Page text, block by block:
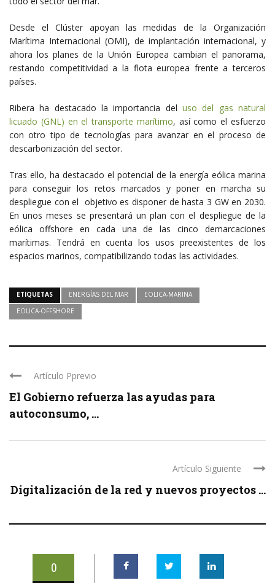
Desde el Clúster apoyan las medidas de la Organización
Marítima Internacional (OMI), de implantación internacional, y
ahora los planes de la Unión Europea cambian el panorama,
restando competitividad a la flota europea frente a terceros
países.
Ribera ha destacado la importancia del uso del gas natural
licuado (GNL) en el transporte marítimo, así como el esfuerzo
con otro tipo de tecnologías para avanzar en el proceso de
descarbonización del sector.
Tras ello, ha destacado el potencial de la energía eólica marina
para conseguir los retos marcados y poner en marcha su
despliegue con el objetivo es disponer de hasta 3 GW en 2030.
En unos meses se presentará un plan con el despliegue de la
eólica offshore en cada una de las cinco demarcaciones
marítimas. Tendrá en cuenta los usos preexistentes de los
espacios marinos, compatibilizando todas las actividades.
ETIQUETAS ENERGÍAS DEL MAR
EOLICA-MARINA
EOLICA-OFFSHORE
Artículo Pprevio
El Gobierno refuerza las ayudas para
autoconsumo, ...
Artículo Siguiente
Digitalización de la red y nuevos proyectos ...
0